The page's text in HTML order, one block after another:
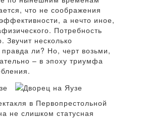
что не соображения
а нечто иное,
Потребность
несколько
ли? Но, черт возьми,
– в эпоху триумфа
в Первопрестольной
не слишком статусная